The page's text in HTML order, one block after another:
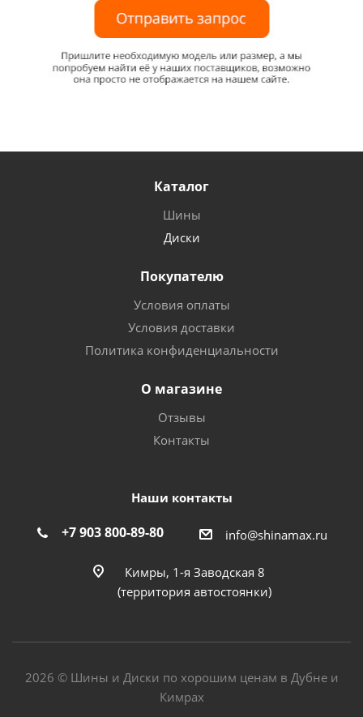
Каталог
Шины
Диски
Покупателю
Условия оплаты
Условия доставки
Политика конфиденциальности
О магазине
Отзывы
Контакты
Наши контакты
+7 903 800-89-80 info@shinamax.ru
Кимры, 1-я Заводская 8
(территория автостоянки)
2026 © Шины и Диски по хорошим ценам в Дубне и
Кимрах